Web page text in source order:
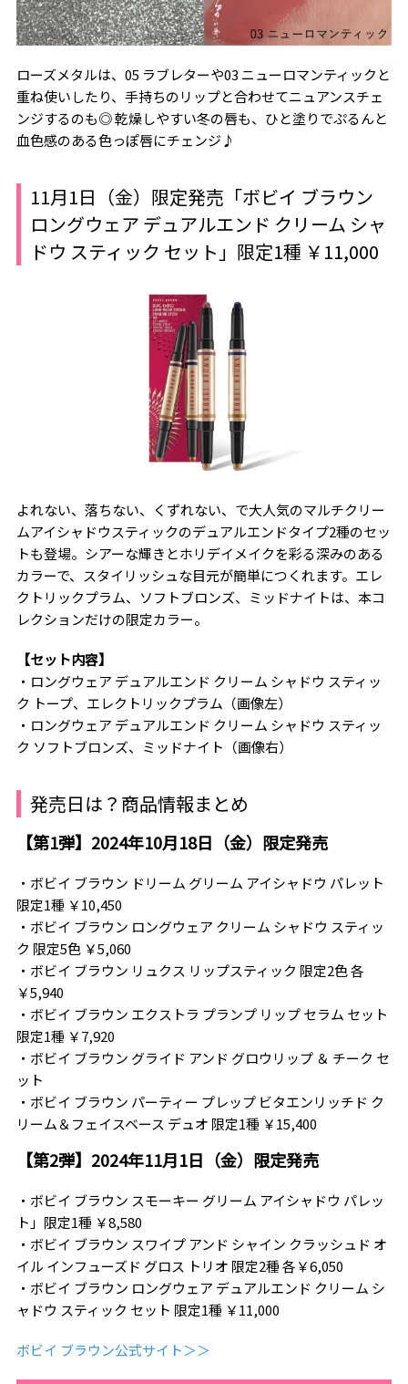
ローズメタルは、05 ラブレターや03 ニューロマンティックと
重ね使いしたり、手持ちのリップと合わせてニュアンスチェ
ンジするのも◎ 乾燥しやすい冬の唇も、ひと塗りでぷるんと
血色感のある色っぽ唇にチェンジ♪
11月1日（金）限定発売「ボビイ ブラウン
ロングウェア デュアルエンド クリーム シャ
ドウ スティック セット」限定1種 ￥11,000
よれない、落ちない、くずれない、で大人気のマルチクリー
ムアイシャドウスティックのデュアルエンドタイプ2種のセッ
トも登場。シアーな輝きとホリデイメイクを彩る深みのある
カラーで、スタイリッシュな目元が簡単につくれます。エレ
クトリックプラム、ソフトブロンズ、ミッドナイトは、本コ
レクションだけの限定カラー。
【セット内容】
・ロングウェア デュアルエンド クリーム シャドウ スティッ
ク トープ、エレクトリックプラム（画像左）
・ロングウェア デュアルエンド クリーム シャドウ スティッ
ク ソフトブロンズ、ミッドナイト（画像右）
発売日は？商品情報まとめ
【第1弾】2024年10月18日（金）限定発売
・ボビイ ブラウン ドリーム グリーム アイシャドウ パレット
限定1種 ￥10,450
・ボビイ ブラウン ロングウェア クリーム シャドウ スティッ
ク 限定5色 ￥5,060
・ボビイ ブラウン リュクス リップスティック 限定2色 各
￥5,940
・ボビイ ブラウン エクストラ プランプ リップ セラム セット
限定1種 ￥7,920
・ボビイ ブラウン グライド アンド グロウリップ ＆ チーク セ
ット
・ボビイ ブラウン パーティー プレップ ビタエンリッチド ク
リーム＆フェイスベース デュオ 限定1種 ￥15,400
【第2弾】2024年11月1日（金）限定発売
・ボビイ ブラウン スモーキー グリーム アイシャドウ パレッ
ト」限定1種 ￥8,580
・ボビイ ブラウン スワイプ アンド シャイン クラッシュド オ
イル インフューズド グロス トリオ 限定2種 各￥6,050
・ボビイ ブラウン ロングウェア デュアルエンド クリーム シ
ャドウ スティック セット 限定1種 ￥11,000
ボビイ ブラウン公式サイト＞＞